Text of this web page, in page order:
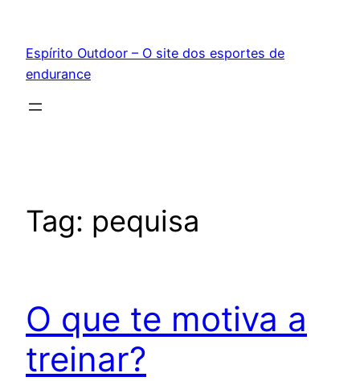
conteúdo
Espírito Outdoor – O site dos esportes de
endurance
Tag: pequisa
O que te motiva a
treinar?